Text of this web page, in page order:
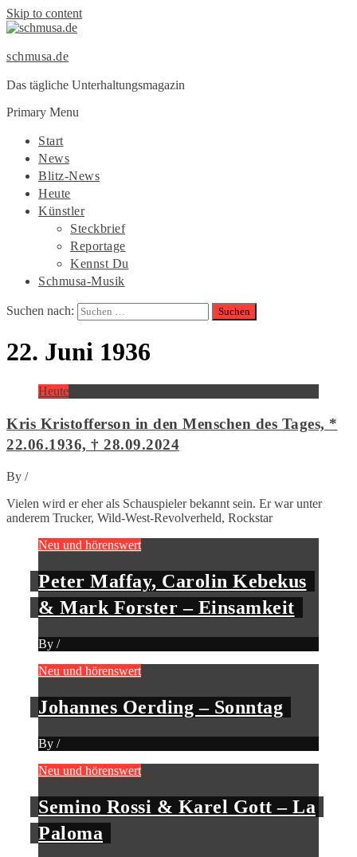
Skip to content
schmusa.de
Das tägliche Unterhaltungsmagazin
Primary Menu
Start
News
Blitz-News
Heute
Künstler
Steckbrief
Reportage
Kennst Du
Schmusa-Musik
Suchen nach:
22. Juni 1936
Heute
Kris Kristofferson in den Menschen des Tages, *
22.06.1936, † 28.09.2024
By /
Vielen wird er eher als Schauspieler bekannt sein. Er war unter
anderem Trucker, Wild-West-Revolverheld, Rockstar
Neu und hörenswert
Peter Maffay, Carolin Kebekus
& Mark Forster – Einsamkeit
By /
Neu und hörenswert
Johannes Oerding – Sonntag
By /
Neu und hörenswert
Semino Rossi & Karel Gott – La
Paloma